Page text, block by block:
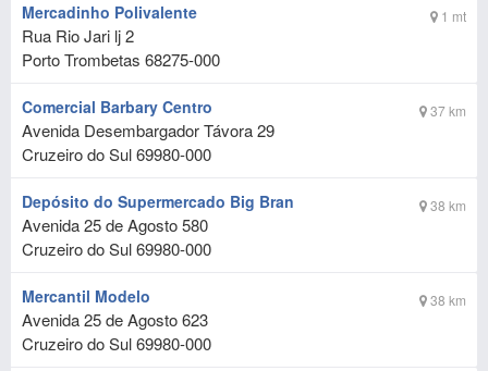
1 mt
Mercadinho Polivalente
Rua Rio Jari lj 2
Porto Trombetas 68275-000
37 km
Comercial Barbary Centro
Avenida Desembargador Távora 29
Cruzeiro do Sul69980-000
38 km
Depósito do Supermercado Big Bran
Avenida 25 de Agosto 580
Cruzeiro do Sul69980-000
38 km
Mercantil Modelo
Avenida 25 de Agosto 623
Cruzeiro do Sul69980-000